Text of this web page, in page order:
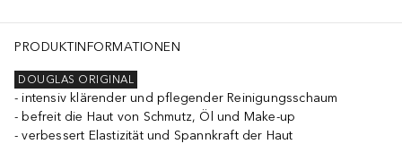
PRODUKTINFORMATIONEN
DOUGLAS ORIGINAL
intensiv klärender und pflegender Reinigungsschaum
befreit die Haut von Schmutz, Öl und Make-up
verbessert Elastizität und Spannkraft der Haut